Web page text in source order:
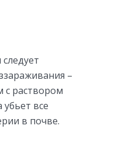
–
с раствором
все
в почве.